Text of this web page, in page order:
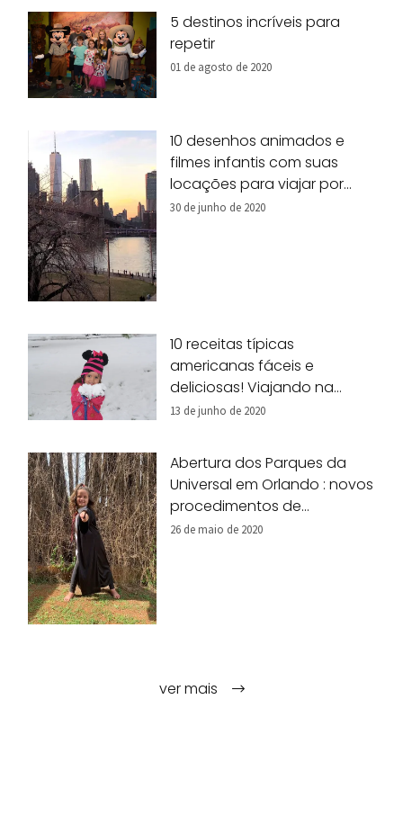
5 destinos incríveis para
repetir
01 de agosto de 2020
10 desenhos animados e
filmes infantis com suas
locações para viajar por
Nova York!
30 de junho de 2020
10 receitas típicas
americanas fáceis e
deliciosas! Viajando na
nossa cozinha!
13 de junho de 2020
Abertura dos Parques da
Universal em Orlando : novos
procedimentos de
segurança
26 de maio de 2020
ver mais